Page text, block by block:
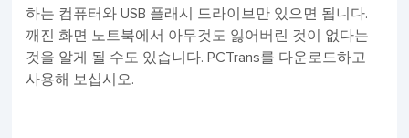
하는 컴퓨터와 USB 플래시 드라이브만 있으면 됩니다.
깨진 화면 노트북에서 아무것도 잃어버린 것이 없다는
것을 알게 될 수도 있습니다. PCTrans를 다운로드하고
사용해 보십시오.